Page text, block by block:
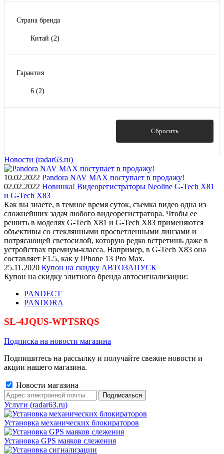
Страна бренда
Китай (2)
Гарантия
6 (2)
Сбросить
Новости (radar63.ru)
10.02.2022 Pandora NAV MAX поступает в продажу!
02.02.2022 Новинка! Видеорегистраторы Neoline G-Tech X81
и G-Tech X83
Как вы знаете, в темное время суток, съемка видео одна из
сложнейших задач любого видеорегистратора. Чтобы ее
решить в моделях G-Tech X81 и G-Tech X83 применяются
объективы со стеклянными просветленными линзами и
потрясающей светосилой, которую редко встретишь даже в
устройствах премиум-класса. Например, в G-Tech X83 она
составляет F1.5, как у IPhone 13 Pro Max.
25.11.2020 Купон на скидку АВТОЗАПУСК
Купон на скидку элитного бренда автосигнализации:
PANDECT
PANDORA
SL-4JQUS-WPTSRQS
Подписка на новости магазина
Подпишитесь на рассылку и получайте свежие новости и
акции нашего магазина.
Новости магазина
Услуги (radar63.ru)
Установка механических блокираторов
Установка GPS маяков слежения